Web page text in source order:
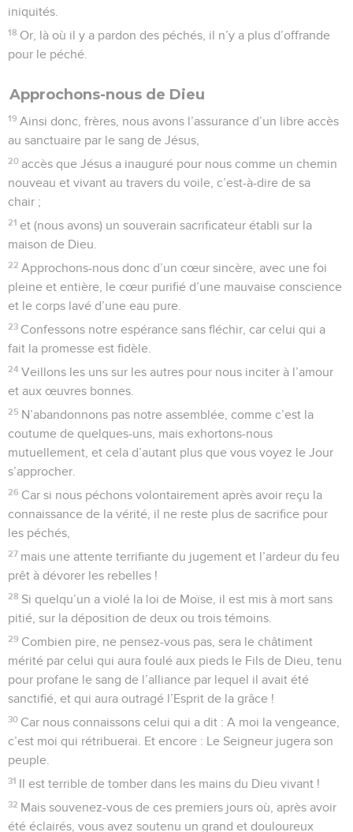
iniquités.
18 Or, là où il y a pardon des péchés, il n’y a plus d’offrande
pour le péché.
Approchons-nous de Dieu
19 Ainsi donc, frères, nous avons l’assurance d’un libre accès
au sanctuaire par le sang de Jésus,
20 accès que Jésus a inauguré pour nous comme un chemin
nouveau et vivant au travers du voile, c’est-à-dire de sa
chair ;
21 et (nous avons) un souverain sacrificateur établi sur la
maison de Dieu.
22 Approchons-nous donc d’un cœur sincère, avec une foi
pleine et entière, le cœur purifié d’une mauvaise conscience
et le corps lavé d’une eau pure.
23 Confessons notre espérance sans fléchir, car celui qui a
fait la promesse est fidèle.
24 Veillons les uns sur les autres pour nous inciter à l’amour
et aux œuvres bonnes.
25 N’abandonnons pas notre assemblée, comme c’est la
coutume de quelques-uns, mais exhortons-nous
mutuellement, et cela d’autant plus que vous voyez le Jour
s’approcher.
26 Car si nous péchons volontairement après avoir reçu la
connaissance de la vérité, il ne reste plus de sacrifice pour
les péchés,
27 mais une attente terrifiante du jugement et l’ardeur du feu
prêt à dévorer les rebelles !
28 Si quelqu’un a violé la loi de Moïse, il est mis à mort sans
pitié, sur la déposition de deux ou trois témoins.
29 Combien pire, ne pensez-vous pas, sera le châtiment
mérité par celui qui aura foulé aux pieds le Fils de Dieu, tenu
pour profane le sang de l’alliance par lequel il avait été
sanctifié, et qui aura outragé l’Esprit de la grâce !
30 Car nous connaissons celui qui a dit : A moi la vengeance,
c’est moi qui rétribuerai. Et encore : Le Seigneur jugera son
peuple.
31 Il est terrible de tomber dans les mains du Dieu vivant !
32 Mais souvenez-vous de ces premiers jours où, après avoir
été éclairés, vous avez soutenu un grand et douloureux